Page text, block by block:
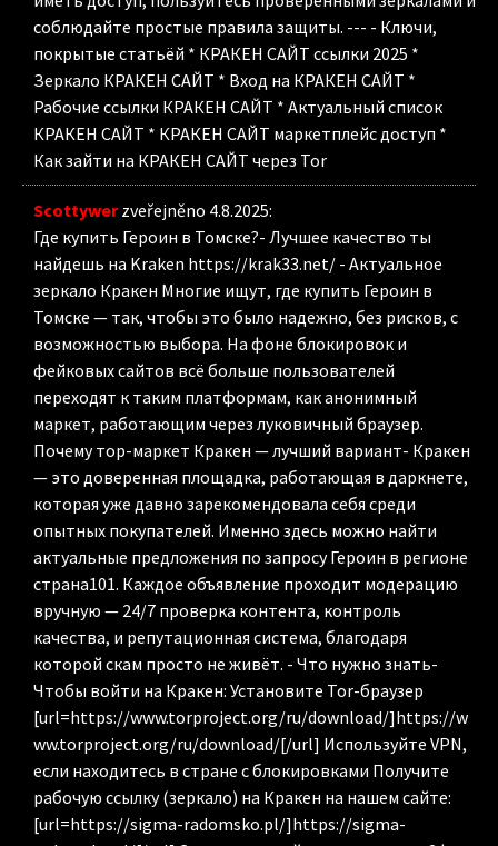
соблюдайте простые правила защиты. --- - Ключи,
покрытые статьёй * КРАКЕН САЙТ ссылки 2025 *
Зеркало КРАКЕН САЙТ * Вход на КРАКЕН САЙТ *
Рабочие ссылки КРАКЕН САЙТ * Актуальный список
КРАКЕН САЙТ * КРАКЕН САЙТ маркетплейс доступ *
Как зайти на КРАКЕН САЙТ через Tor
Scottywer zveřejněno 4.8.2025:
Где купить Героин в Томске?- Лучшее качество ты
найдешь на Kraken https://krak33.net/ - Актуальное
зеркало Кракен Многие ищут, где купить Героин в
Томске — так, чтобы это было надежно, без рисков, с
возможностью выбора. На фоне блокировок и
фейковых сайтов всё больше пользователей
переходят к таким платформам, как анонимный
маркет, работающим через луковичный браузер.
Почему тор-маркет Кракен — лучший вариант- Кракен
— это доверенная площадка, работающая в даркнете,
которая уже давно зарекомендовала себя среди
опытных покупателей. Именно здесь можно найти
актуальные предложения по запросу Героин в регионе
страна101. Каждое объявление проходит модерацию
вручную — 24/7 проверка контента, контроль
качества, и репутационная система, благодаря
которой скам просто не живёт. - Что нужно знать-
Чтобы войти на Кракен: Установите Tor-браузер
[url=https://www.torproject.org/ru/download/]https://w
ww.torproject.org/ru/download/[/url] Используйте VPN,
если находитесь в стране с блокировками Получите
рабочую ссылку (зеркало) на Кракен на нашем сайте:
[url=https://sigma-radomsko.pl/]https://sigma-